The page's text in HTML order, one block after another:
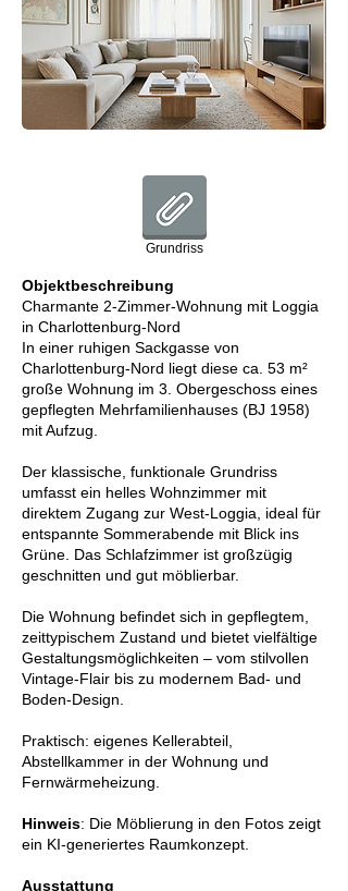
Grundriss
Objektbeschreibung
Charmante 2-Zimmer-Wohnung mit Loggia
in Charlottenburg-Nord
In einer ruhigen Sackgasse von
Charlottenburg-Nord liegt diese ca. 53 m²
große Wohnung im 3. Obergeschoss eines
gepflegten Mehrfamilienhauses (BJ 1958)
mit Aufzug.
Der klassische, funktionale Grundriss
umfasst ein helles Wohnzimmer mit
direktem Zugang zur West-Loggia, ideal für
entspannte Sommerabende mit Blick ins
Grüne. Das Schlafzimmer ist großzügig
geschnitten und gut möblierbar.
Die Wohnung befindet sich in gepflegtem,
zeittypischem Zustand und bietet vielfältige
Gestaltungsmöglichkeiten – vom stilvollen
Vintage-Flair bis zu modernem Bad- und
Boden-Design.
Praktisch: eigenes Kellerabteil,
Abstellkammer in der Wohnung und
Fernwärmeheizung.
Hinweis: Die Möblierung in den Fotos zeigt
ein KI-generiertes Raumkonzept.
Ausstattung